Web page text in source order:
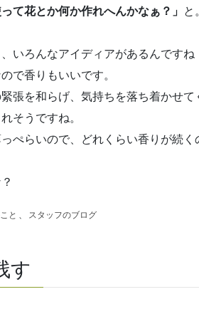
って花とか何か作れへんかなぁ？」 と
いろんなアイディアがあるんですね
で香りもいいです。
張を和らげ、気持ちを落ち着かせて
そうですね。
ぺらいので、どれくらい香りが続
と 、 スタッフのブログ
す